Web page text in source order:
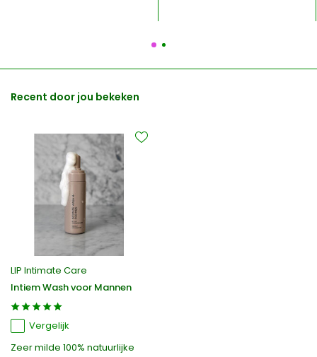
Recent door jou bekeken
LIP Intimate Care
Intiem Wash voor Mannen
Vergelijk
Zeer milde 100% natuurlijke